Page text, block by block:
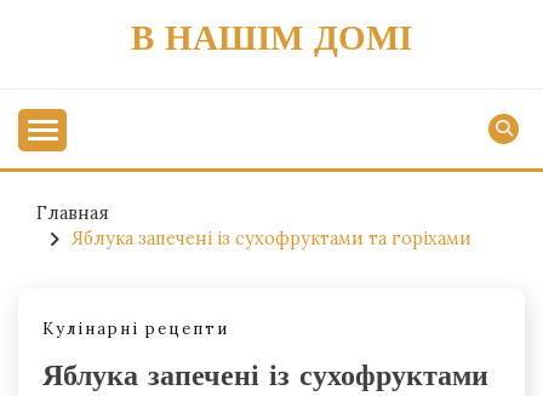
В НАШІМ ДОМІ
Главная
Яблука запечені із сухофруктами та горіхами
Кулінарні рецепти
Яблука запечені із сухофруктами